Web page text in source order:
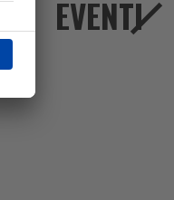
EVENTI